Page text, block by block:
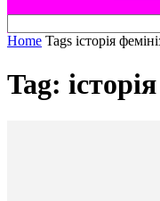
Home Tags історія
Tag: